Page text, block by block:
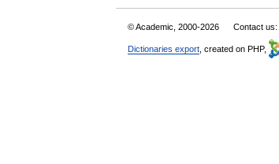
© Academic, 2000-2026 Contact us:
Dictionaries export , created on PHP,